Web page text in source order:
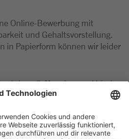
Online-Bewerbung mit
und Gehaltsvorstellung.
in Papierform können wir leider
bei uns alle Menschen - unabhängig
Identität, ethnischer Herkunft und
Religion/Weltanschauung, körperlicher
- gleichermaßen willkommen sind.